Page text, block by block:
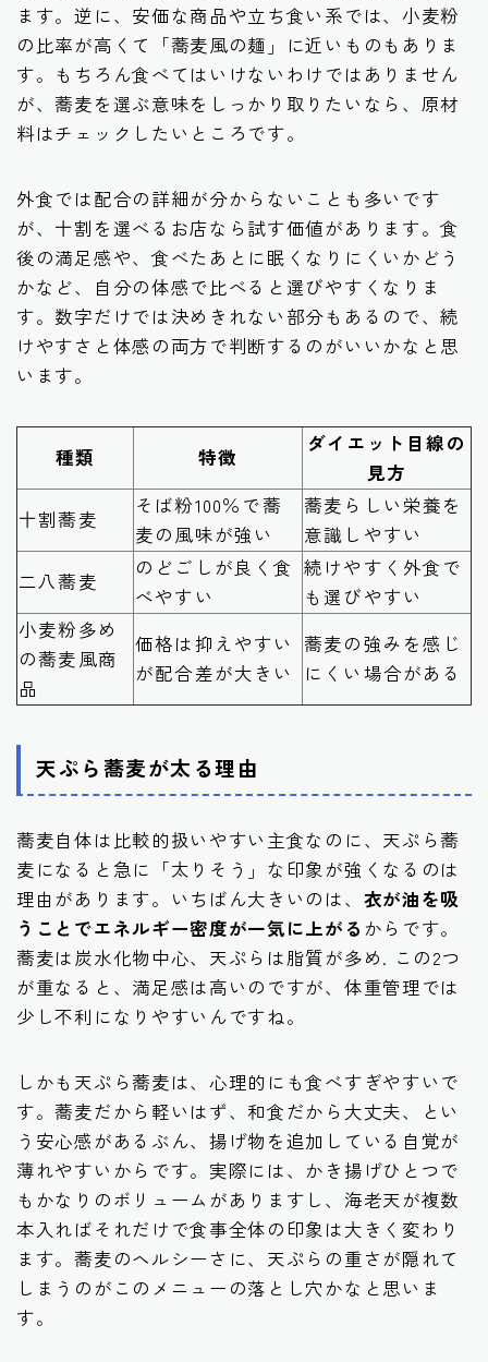
ます。逆に、安価な商品や立ち食い系では、小麦粉
の比率が高くて「蕎麦風の麺」に近いものもありま
す。もちろん食べてはいけないわけではありません
が、蕎麦を選ぶ意味をしっかり取りたいなら、原材
料はチェックしたいところです。
外食では配合の詳細が分からないことも多いです
が、十割を選べるお店なら試す価値があります。食
後の満足感や、食べたあとに眠くなりにくいかどう
かなど、自分の体感で比べると選びやすくなりま
す。数字だけでは決めきれない部分もあるので、続
けやすさと体感の両方で判断するのがいいかなと思
います。
種類 特徴
ダイエット目線の
見方
十割蕎麦
そば粉100％で蕎
麦の風味が強い
蕎麦らしい栄養を
意識しやすい
二八蕎麦
のどごしが良く食
べやすい
続けやすく外食で
も選びやすい
小麦粉多め
の蕎麦風商
品
価格は抑えやすい
が配合差が大きい
蕎麦の強みを感じ
にくい場合がある
天ぷら蕎麦が太る理由
蕎麦自体は比較的扱いやすい主食なのに、天ぷら蕎
麦になると急に「太りそう」な印象が強くなるのは
理由があります。いちばん大きいのは、 衣が油を吸
うことでエネルギー密度が一気に上がる からです。
蕎麦は炭水化物中心、天ぷらは脂質が多め. この2つ
が重なると、満足感は高いのですが、体重管理では
少し不利になりやすいんですね。
しかも天ぷら蕎麦は、心理的にも食べすぎやすいで
す。蕎麦だから軽いはず、和食だから大丈夫、とい
う安心感があるぶん、揚げ物を追加している自覚が
薄れやすいからです。実際には、かき揚げひとつで
もかなりのボリュームがありますし、海老天が複数
本入ればそれだけで食事全体の印象は大きく変わり
ます。蕎麦のヘルシーさに、天ぷらの重さが隠れて
しまうのがこのメニューの落とし穴かなと思いま
す。